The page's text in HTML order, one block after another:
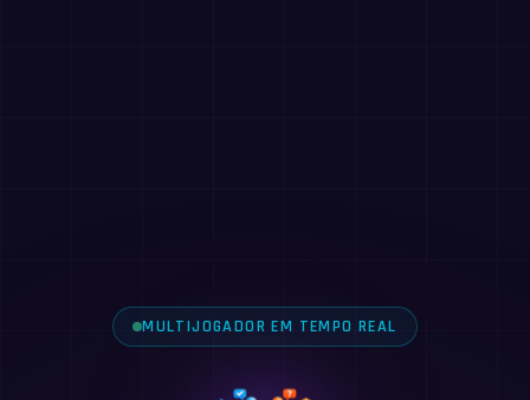
MULTIJOGADOR EM TEMPO REAL